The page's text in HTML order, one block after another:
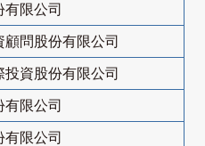
有限公司
顧問股份有限公司
投資股份有限公司
有限公司
有限公司